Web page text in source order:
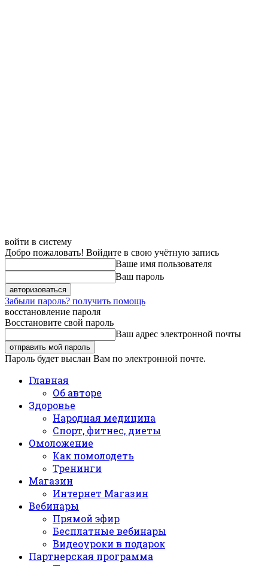
войти в систему
Добро пожаловать! Войдите в свою учётную запись
Ваше имя пользователя
Ваш пароль
Забыли пароль? получить помощь
восстановление пароля
Восстановите свой пароль
Ваш адрес электронной почты
Пароль будет выслан Вам по электронной почте.
Главная
Об авторе
Здоровье
Народная медицина
Спорт, фитнес, диеты
Омоложение
Как помолодеть
Тренинги
Магазин
Интернет Магазин
Вебинары
Прямой эфир
Бесплатные вебинары
Видеоуроки в подарок
Партнерская программа